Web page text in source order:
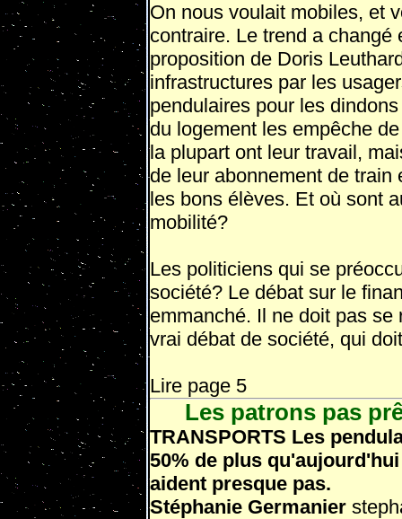
On nous voulait mobiles, et
contraire. Le trend a
proposition de Doris
infrastructures par les
pendulaires pour les
du logement les empêche
la plupart ont leur travail,
de leur abonnement de
les bons élèves. Et où sont
mobilité?
Les politiciens qui se
société? Le débat sur le
emmanché. Il ne doit pas
vrai débat de société, qui
Lire page 5
Les patrons pas
TRANSPORTS Les
50% de plus
aident presque pas.
Stéphanie Germanier